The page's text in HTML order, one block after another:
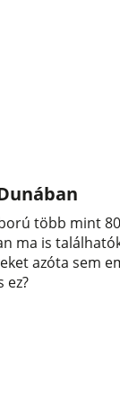
több mint
ma is
azóta sem
ez?